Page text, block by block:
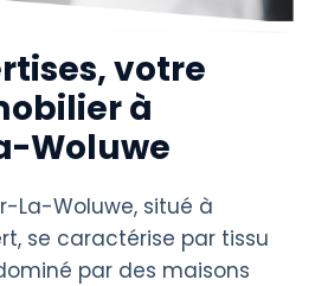
votre
à
Woluwe
La-Woluwe, situé à
se caractérise par tissu
par des maisons